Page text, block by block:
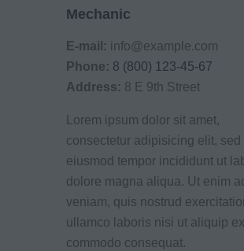
Mechanic
E-mail: info@example.com
Phone: 8 (800) 123-45-67
Address: 8 E 9th Street
Lorem ipsum dolor sit amet,
consectetur adipisicing elit, sed
eiusmod tempor incididunt ut
dolore magna aliqua. Ut enim
veniam, quis nostrud
ullamco laboris nisi ut aliquip
commodo consequat.